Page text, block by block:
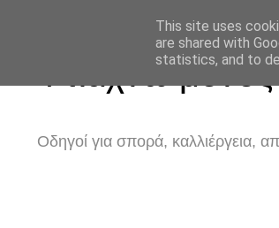
Φτιάχνω
Οδηγοί για σπορά, καλλιέργεια,
This site uses
are shared with
statistics, and to